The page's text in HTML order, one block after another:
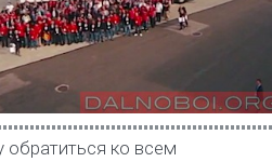
обратиться ко всем